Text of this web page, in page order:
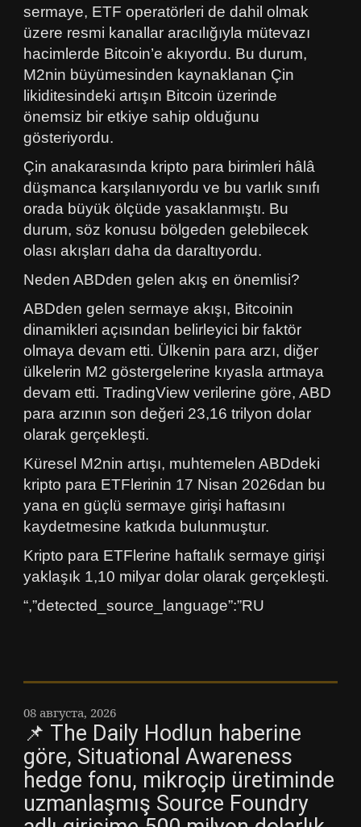
sermaye, ETF operatörleri de dahil olmak
üzere resmi kanallar aracılığıyla mütevazı
hacimlerde Bitcoin’e akıyordu. Bu durum,
M2nin büyümesinden kaynaklanan Çin
likiditesindeki artışın Bitcoin üzerinde
önemsiz bir etkiye sahip olduğunu
gösteriyordu.
Çin anakarasında kripto para birimleri hâlâ
düşmanca karşılanıyordu ve bu varlık sınıfı
orada büyük ölçüde yasaklanmıştı. Bu
durum, söz konusu bölgeden gelebilecek
olası akışları daha da daraltıyordu.
Neden ABDden gelen akış en önemlisi?
ABDden gelen sermaye akışı, Bitcoinin
dinamikleri açısından belirleyici bir faktör
olmaya devam etti. Ülkenin para arzı, diğer
ülkelerin M2 göstergelerine kıyasla artmaya
devam etti. TradingView verilerine göre, ABD
para arzının son değeri 23,16 trilyon dolar
olarak gerçekleşti.
Küresel M2nin artışı, muhtemelen ABDdeki
kripto para ETFlerinin 17 Nisan 2026dan bu
yana en güçlü sermaye girişi haftasını
kaydetmesine katkıda bulunmuştur.
Kripto para ETFlerine haftalık sermaye girişi
yaklaşık 1,10 milyar dolar olarak gerçekleşti.
“,”detected_source_language”:”RU
08 августа, 2026
📌 The Daily Hodlun haberine
göre, Situational Awareness
hedge fonu, mikroçip üretiminde
uzmanlaşmış Source Foundry